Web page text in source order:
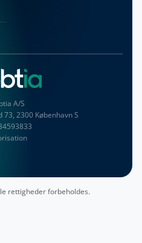
A/S
2300 København S
rettigheder forbeholdes.